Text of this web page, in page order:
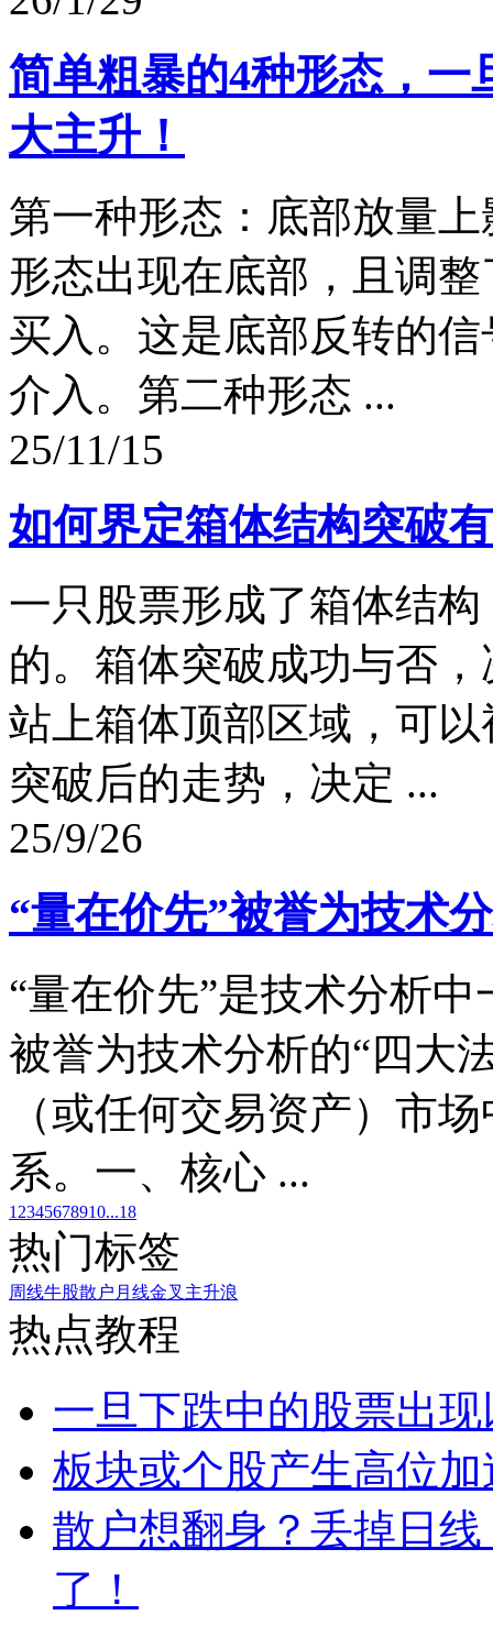
简单粗暴的4种形态，一
大主升！
第一种形态：底部放量
形态出现在底部，且调
买入。这是底部反转的
介入。第二种形态 ...
25/11/15
如何界定箱体结构突破
一只股票形成了箱体结
的。箱体突破成功与否
站上箱体顶部区域，可
突破后的走势，决定 ...
25/9/26
“量在价先”被誉为技术
“量在价先”是技术分析
被誉为技术分析的“四大
（或任何交易资产）市
系。一、核心 ...
1 2345678910...18
热门标签
周线牛股散户 月线金叉 主升浪
热点教程
一旦下跌中的股票出
板块或个股产生高位
散户想翻身？丢掉日
了！